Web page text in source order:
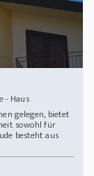
- Haus
gelegen, bietet
sowohl für
besteht aus